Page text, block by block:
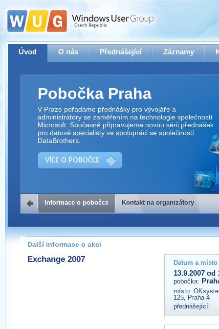
Úvod O nás Přednášející Záznamy
Pobočka Praha
V Praze pořádáme přednášky pro vývojáře a
administrátory se zaměřením na technologie společnosti
Microsoft. Současně připravujeme novou sérii přednášek
pro datové specialisty ve spolupráci se společností
DataBrothers.
VÍCE O POBOČCE
Kontakt na organizátory
Pokud máte jakýkoliv dotaz na organizátory této akce,
prosím neváhejte nás kontaktovat na e-mailu:
praha@wug.cz
Informace o pobočce Kontakt na organizátory
Další informace o akci
Exchange 2007 Datum a
13.9.2007 od
pobočka:
místo:
125, Praha 4
přednášející: